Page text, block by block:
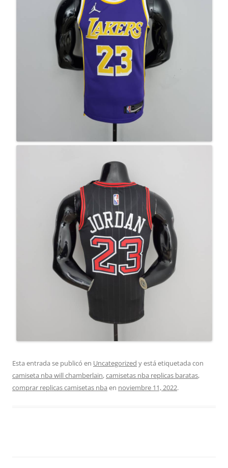
Esta entrada se publicó en Uncategorized y está etiquetada con
camiseta nba will chamberlain,camisetas nba replicas baratas,
comprar replicas camisetas nba en noviembre 11, 2022.